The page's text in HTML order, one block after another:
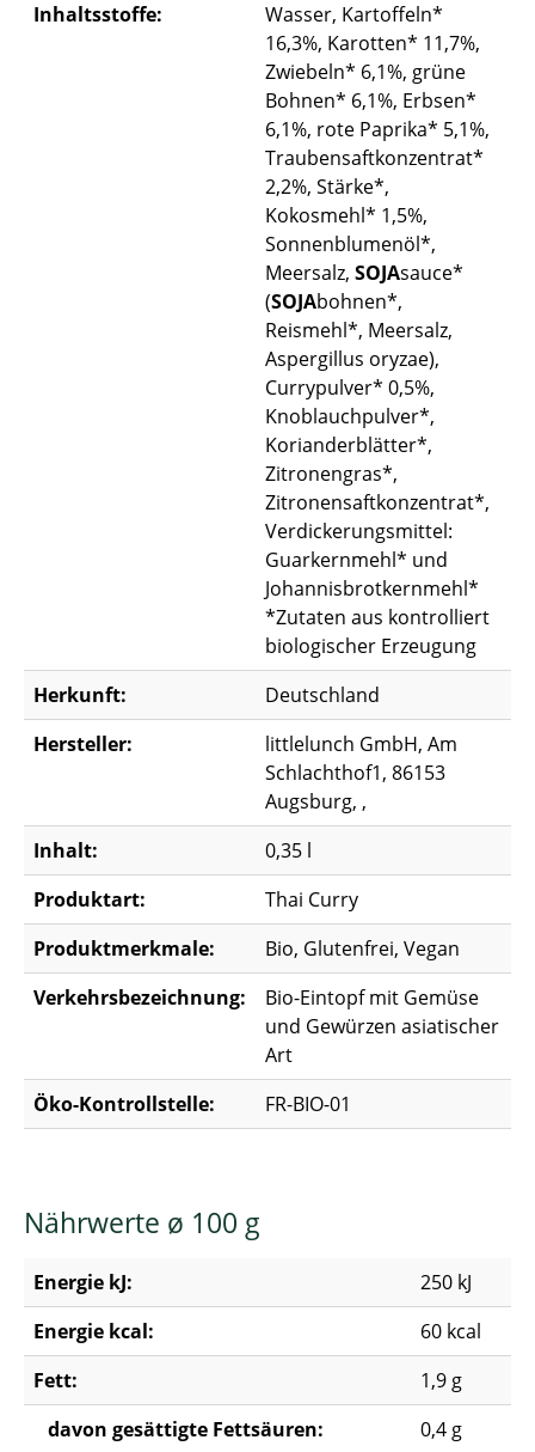
Inhaltsstoffe:
Wasser, Kartoffeln*
16,3%, Karotten* 11,7%,
Zwiebeln* 6,1%, grüne
Bohnen* 6,1%, Erbsen*
6,1%, rote Paprika* 5,1%,
Traubensaftkonzentrat*
2,2%, Stärke*,
Kokosmehl* 1,5%,
Sonnenblumenöl*,
Meersalz, SOJAsauce*
(SOJAbohnen*,
Reismehl*, Meersalz,
Aspergillus oryzae),
Currypulver* 0,5%,
Knoblauchpulver*,
Korianderblätter*,
Zitronengras*,
Zitronensaftkonzentrat*,
Verdickerungsmittel:
Guarkernmehl* und
Johannisbrotkernmehl*
*Zutaten aus kontrolliert
biologischer Erzeugung
Herkunft:
Deutschland
Hersteller:
littlelunch GmbH, Am
Schlachthof1, 86153
Augsburg, ,
Inhalt:
0,35 l
Produktart:
Thai Curry
Produktmerkmale:
Bio, Glutenfrei, Vegan
Verkehrsbezeichnung:
Bio-Eintopf mit Gemüse
und Gewürzen asiatischer
Art
Öko-Kontrollstelle:
FR-BIO-01
Nährwerte ø 100 g
Energie kJ:
250 kJ
Energie kcal:
60 kcal
Fett:
1,9 g
davon gesättigte Fettsäuren:
0,4 g